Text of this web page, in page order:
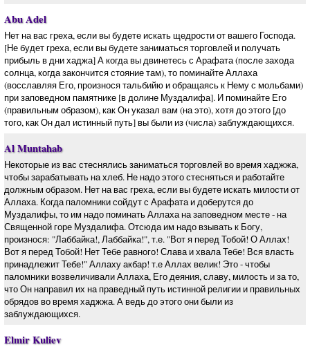
Abu Adel
Нет на вас греха, если вы будете искать щедрости от вашего Господа.
[Не будет греха, если вы будете заниматься торговлей и получать
прибыль в дни хаджа] А когда вы двинетесь с Арафата (после захода
солнца, когда закончится стояние там), то поминайте Аллаха
(восславляя Его, произнося тальбийю и обращаясь к Нему с мольбами)
при заповедном памятнике [в долине Муздалифа]. И поминайте Его
(правильным образом), как Он указал вам (на это), хотя до этого [до
того, как Он дал истинный путь] вы были из (числа) заблуждающихся.
Al Muntahab
Некоторые из вас стеснялись заниматься торговлей во время хаджжа,
чтобы зарабатывать на хлеб. Не надо этого стесняться и работайте
должным образом. Нет на вас греха, если вы будете искать милости от
Аллаха. Когда паломники сойдут с Арафата и доберутся до
Муздалифы, то им надо поминать Аллаха на заповедном месте - на
Священной горе Муздалифа. Отсюда им надо взывать к Богу,
произнося: "Лаббайка!, Лаббайка!", т.е. "Вот я перед Тобой! О Аллах!
Вот я перед Тобой! Нет Тебе равного! Слава и хвала Тебе! Вся власть
принадлежит Тебе!" Аллаху акбар! т.е Аллах велик! Это - чтобы
паломники возвеличивали Аллаха, Его деяния, славу, милость и за то,
что Он направил их на праведный путь истинной религии и правильных
обрядов во время хаджжа. А ведь до этого они были из
заблуждающихся.
Elmir Kuliev